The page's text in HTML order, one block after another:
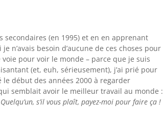
secondaires (en 1995) et en en apprenant
n’avais besoin d’aucune de ces choses pour
pour voir le monde – parce que je suis
(et, euh, sérieusement), j’ai prié pour
le début des années 2000 à regarder
semblait avoir le meilleur travail au monde :
Quelqu’un, s’il vous plaît, payez-moi pour faire ça !